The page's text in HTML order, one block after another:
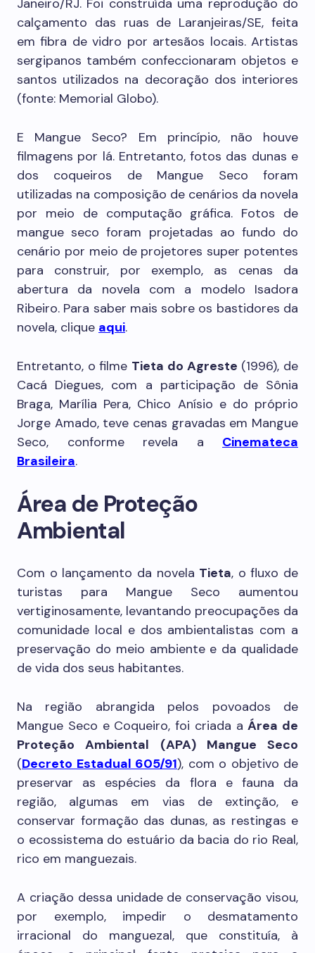
Janeiro/RJ. Foi construída uma reprodução do
calçamento das ruas de Laranjeiras/SE, feita
em fibra de vidro por artesãos locais. Artistas
sergipanos também confeccionaram objetos e
santos utilizados na decoração dos interiores
(fonte: Memorial Globo).
E Mangue Seco? Em princípio, não houve
filmagens por lá. Entretanto, fotos das dunas e
dos coqueiros de Mangue Seco foram
utilizadas na composição de cenários da novela
por meio de computação gráfica. Fotos de
mangue seco foram projetadas ao fundo do
cenário por meio de projetores super potentes
para construir, por exemplo, as cenas da
abertura da novela com a modelo Isadora
Ribeiro. Para saber mais sobre os bastidores da
novela, clique aqui.
Entretanto, o filme Tieta do Agreste (1996), de
Cacá Diegues, com a participação de Sônia
Braga, Marília Pera, Chico Anísio e do próprio
Jorge Amado, teve cenas gravadas em Mangue
Seco, conforme revela a Cinemateca
Brasileira.
Área de Proteção
Ambiental
Com o lançamento da novela Tieta, o fluxo de
turistas para Mangue Seco aumentou
vertiginosamente, levantando preocupações da
comunidade local e dos ambientalistas com a
preservação do meio ambiente e da qualidade
de vida dos seus habitantes.
Na região abrangida pelos povoados de
Mangue Seco e Coqueiro, foi criada aÁrea de
Proteção Ambiental (APA) Mangue Seco
(Decreto Estadual 605/91), com o objetivo de
preservar as espécies da flora e fauna da
região, algumas em vias de extinção, e
conservar formação das dunas, as restingas e
o ecossistema do estuário da bacia do rio Real,
rico em manguezais.
A criação dessa unidade de conservação visou,
por exemplo, impedir o desmatamento
irracional do manguezal, que constituía, à